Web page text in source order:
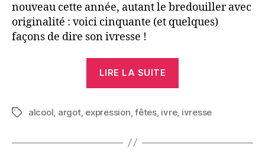
nouveau cette année, autant le bredouiller avec
originalité : voici cinquante (et quelques)
façons de dire son ivresse !
LIRE LA SUITE
nuances
«gris» »
Étiquettes
alcool argot, expression ,fêtes, ivre, ivresse